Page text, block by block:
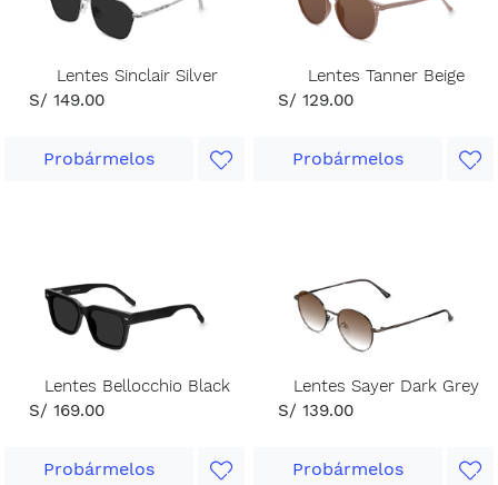
Lentes Sinclair Silver
S/ 149.00
Probármelos
Lentes Tanner Beige
S/ 129.00
Probármelos
Lentes Bellocchio Black
S/ 169.00
Probármelos
Lentes Sayer Dark Grey
S/ 139.00
Probármelos